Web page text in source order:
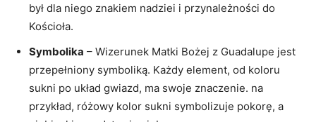
był dla niego znakiem nadziei i przynależności do
Kościoła.
Symbolika –‌ Wizerunek Matki Bożej z Guadalupe jest
przepełniony symboliką. Każdy element, od koloru
sukni po układ gwiazd, ma swoje znaczenie. na
przykład, ‌różowy kolor sukni symbolizuje pokorę, ⁤a